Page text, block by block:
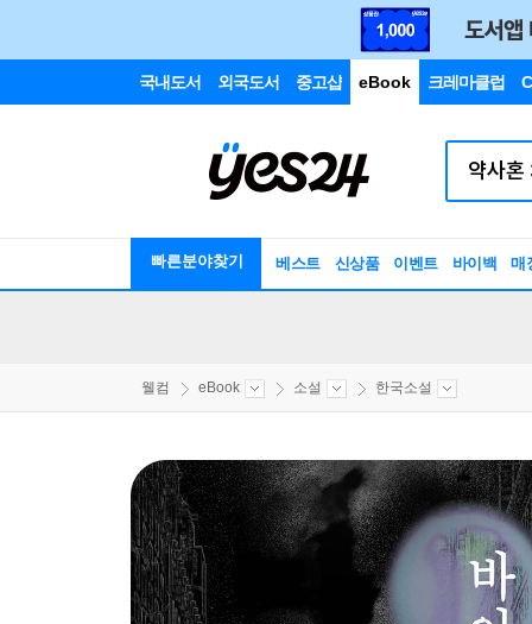
국내도서 외국도서 중고샵 eBook 크레마클럽
빠른분야찾기 베스트 신상품 이벤트 바이백 매
웰컴 eBook 소설 한국소설